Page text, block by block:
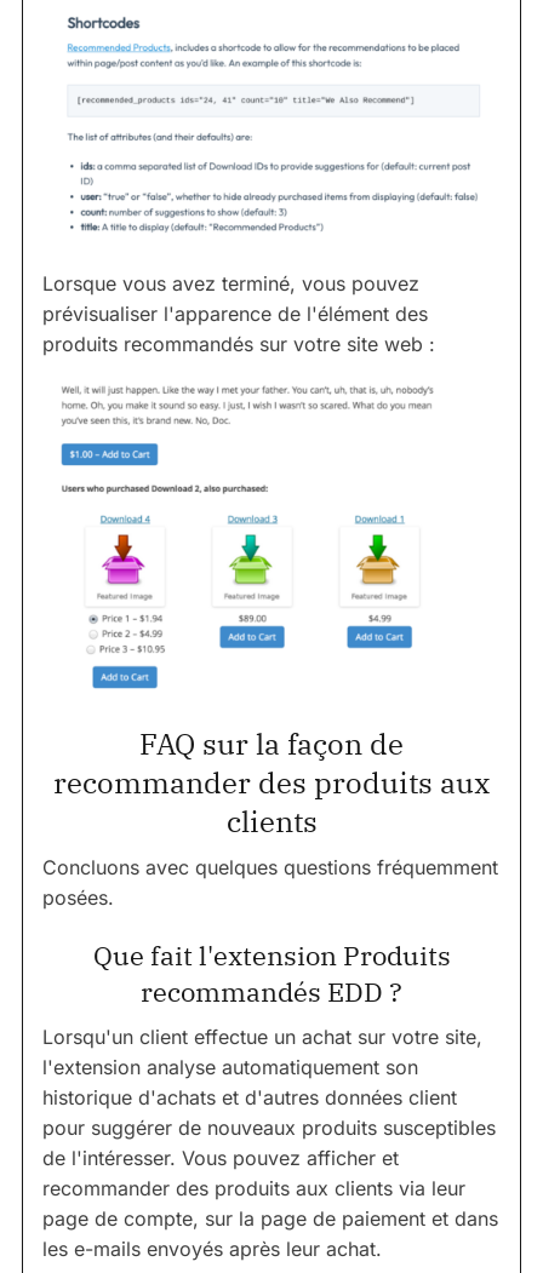
Lorsque vous avez terminé, vous pouvez
prévisualiser l'apparence de l'élément des
produits recommandés sur votre site web :
FAQ sur la façon de
recommander des produits aux
clients
Concluons avec quelques questions fréquemment
posées.
Que fait l'extension Produits
recommandés EDD ?
Lorsqu'un client effectue un achat sur votre site,
l'extension analyse automatiquement son
historique d'achats et d'autres données client
pour suggérer de nouveaux produits susceptibles
de l'intéresser. Vous pouvez afficher et
recommander des produits aux clients via leur
page de compte, sur la page de paiement et dans
les e-mails envoyés après leur achat.